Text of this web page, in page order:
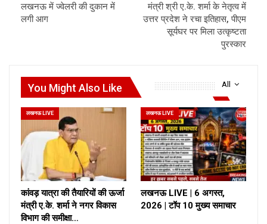
लखनऊ में ज्वेलरी की दुकान में
लगी आग
मंत्री श्री ए.के. शर्मा के नेतृत्व में
उत्तर प्रदेश ने रचा इतिहास, पीएम
सूर्यघर पर मिला उत्कृष्टता
पुरस्कार
All
You Might Also Like
लखनऊ LIVE
कांवड़ यात्रा की तैयारियों की ऊर्जा
मंत्री ए.के. शर्मा ने नगर विकास
विभाग की समीक्षा…
लखनऊ LIVE
लखनऊ LIVE | 6 अगस्त,
2026 | टॉप 10 मुख्य समाचार